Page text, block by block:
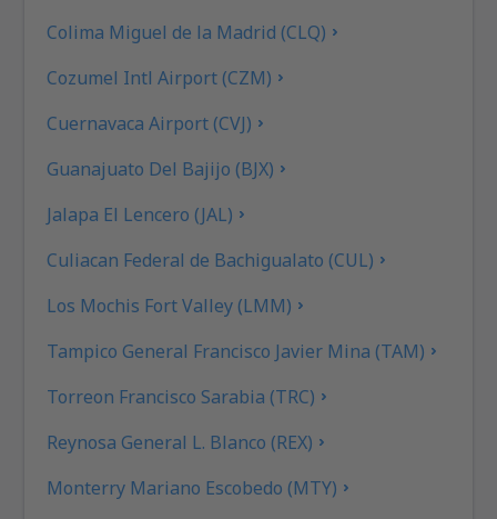
Colima Miguel de la Madrid (CLQ)
Cozumel Intl Airport (CZM)
Cuernavaca Airport (CVJ)
Guanajuato Del Bajijo (BJX)
Jalapa El Lencero (JAL)
Culiacan Federal de Bachigualato (CUL)
Los Mochis Fort Valley (LMM)
Tampico General Francisco Javier Mina (TAM)
Torreon Francisco Sarabia (TRC)
Reynosa General L. Blanco (REX)
Monterry Mariano Escobedo (MTY)